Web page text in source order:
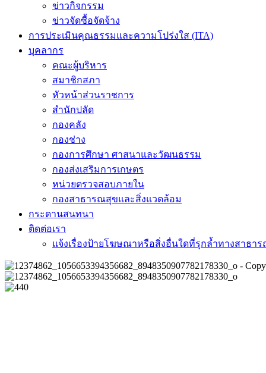
ข่าวกิจกรรม
ข่าวจัดซื้อจัดจ้าง
การประเมินคุณธรรมและความโปร่งใส (ITA)
บุคลากร
คณะผู้บริหาร
สมาชิกสภา
หัวหน้าส่วนราชการ
สำนักปลัด
กองคลัง
กองช่าง
กองการศึกษา ศาสนาและวัฒนธรรม
กองส่งเสริมการเกษตร
หน่วยตรวจสอบภายใน
กองสาธารณสุขและสิ่งแวดล้อม
กระดานสนทนา
ติดต่อเรา
แจ้งเรื่องป้ายโฆษณาหรือสิ่งอื่นใดที่รุกล้ำทางสาธา